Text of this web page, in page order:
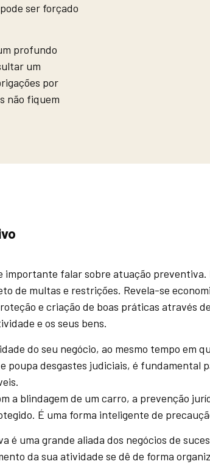
ser forçado
profundo
um
por
não fiquem
importante falar sobre atuação
de multas e restrições. Revela-se
e criação de boas práticas através
e os seus bens.
do seu negócio, ao mesmo tempo em
poupa desgastes judiciais, é fundamental
a blindagem de um carro, a prevenção
É uma forma inteligente de
é uma grande aliada dos negócios de
da sua atividade se dê de forma